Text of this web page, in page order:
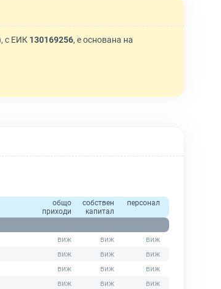
с ЕИК 130169256, е основана на
общо
приходи
собствен
капитал
персонал